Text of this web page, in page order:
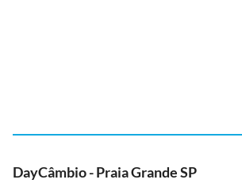
DayCâmbio - Praia Grande SP